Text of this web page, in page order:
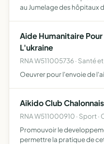
au Jumelage des hôpitaux
Aide Humanitaire
L'ukraine
RNA W511005736 · Santé
Oeuvrer pour l'envoie de
Aikido Club Chalonnais
RNA W511000910 · Sport ·
Promouvoir le
permettre la pratique de